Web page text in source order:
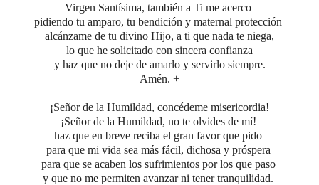
Virgen Santísima, también a Ti me acerco
pidiendo tu amparo, tu bendición y maternal protección
alcánzame de tu divino Hijo, a ti que nada te niega,
lo que he solicitado con sincera confianza
y haz que no deje de amarlo y servirlo siempre.
Amén. +
¡Señor de la Humildad, concédeme misericordia!
¡Señor de la Humildad, no te olvides de mí!
haz que en breve reciba el gran favor que pido
para que mi vida sea más fácil, dichosa y próspera
para que se acaben los sufrimientos por los que paso
y que no me permiten avanzar ni tener tranquilidad.